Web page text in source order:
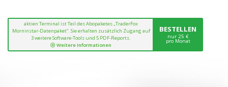
aktien Terminal ist Teil des Abopaketes „TraderFox
Morninstar-Datenpaket“. Sie erhalten zusätzlich Zugang auf
3 weitere Software-Tools und 5 PDF-Reports.
Weitere Informationen
BESTELLEN
nur 25 €
pro Monat